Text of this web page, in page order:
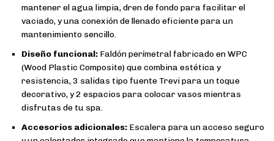
mantener el agua limpia, dren de fondo para facilitar el
vaciado, y una conexión de llenado eficiente para un
mantenimiento sencillo.
Diseño funcional: Faldón perímetral fabricado en WPC
(Wood Plastic Composite) que combina estética y
resistencia, 3 salidas tipo fuente Trevi para un toque
decorativo, y 2 espacios para colocar vasos mientras
disfrutas de tu spa.
Accesorios adicionales: Escalera para un acceso seguro